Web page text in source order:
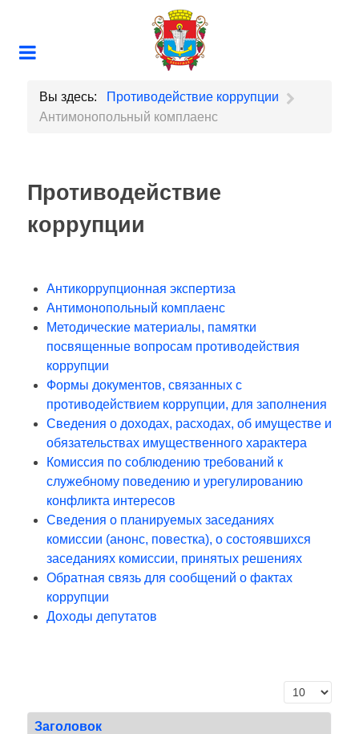
Вы здесь:
Противодействие коррупции
Антимонопольный комплаенс
Противодействие
коррупции
Антикоррупционная экспертиза
Антимонопольный комплаенс
Методические материалы, памятки
посвященные вопросам противодействия
коррупции
Формы документов, связанных с
противодействием коррупции, для заполнения
Сведения о доходах, расходах, об имуществе и
обязательствах имущественного характера
Комиссия по соблюдению требований к
служебному поведению и урегулированию
конфликта интересов
Сведения о планируемых заседаниях
комиссии (анонс, повестка), о состоявшихся
заседаниях комиссии, принятых решениях
Обратная связь для сообщений о фактах
коррупции
Доходы депутатов
Кол-во
Заголовок